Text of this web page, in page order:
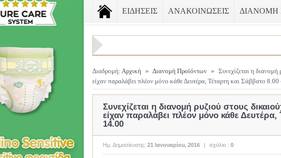
ΕΙΔΗΣΕΙΣ ΑΝΑΚΟΙΝΩΣΕΙΣ ΔΙΑΝΟΜΗ
Διαδρομή: Αρχική » Διανομή Προϊόντων » Συνεχίζεται η διανομή
είχαν παραλάβει πλέον μόνο κάθε Δευτέρα, Τέταρτη και Σάββατο
Συνεχίζεται η διανομή ρυζιού στους
είχαν παραλάβει πλέον μόνο κάθε Δευτέρα,
14.00
Ημ. Δημοσίευσης: 21 Ιανουαρίου, 2016 | σχόλιο : 0